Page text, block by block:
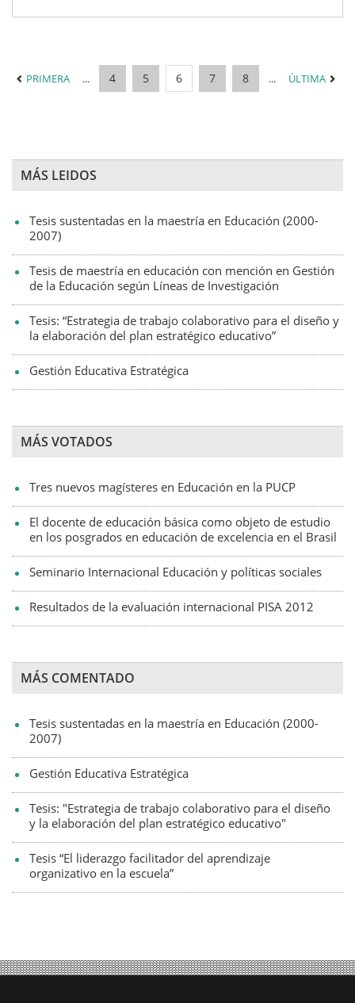
PRIMERA ... 4 5 6 7 8 ... ÚLTIMA
MÁS LEIDOS
Tesis sustentadas en la maestría en Educación (2000-
2007)
Tesis de maestría en educación con mención en Gestión
de la Educación según Líneas de Investigación
Tesis: “Estrategia de trabajo colaborativo para el diseño y
la elaboración del plan estratégico educativo”
Gestión Educativa Estratégica
MÁS VOTADOS
Tres nuevos magísteres en Educación en la PUCP
El docente de educación básica como objeto de estudio
en los posgrados en educación de excelencia en el Brasil
Seminario Internacional Educación y políticas sociales
Resultados de la evaluación internacional PISA 2012
MÁS COMENTADO
Tesis sustentadas en la maestría en Educación (2000-
2007)
Gestión Educativa Estratégica
Tesis: "Estrategia de trabajo colaborativo para el diseño
y la elaboración del plan estratégico educativo"
Tesis “El liderazgo facilitador del aprendizaje
organizativo en la escuela”